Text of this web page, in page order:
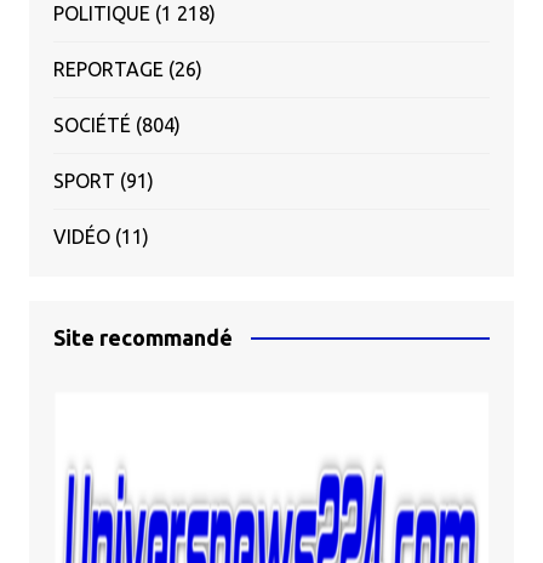
POLITIQUE (1 218)
REPORTAGE (26)
SOCIÉTÉ (804)
SPORT (91)
VIDÉO(11)
Site recommandé